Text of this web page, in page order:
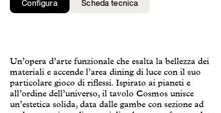
Area Riservata
Configura Scheda tecnica
Un’opera d’arte funzionale che esalta la bellezza dei
materiali e accende l’area dining di luce con il suo
particolare gioco di riflessi. Ispirato ai pianeti e
all’ordine dell’universo, il tavolo Cosmos unisce
un’estetica solida, data dalle gambe con sezione ad